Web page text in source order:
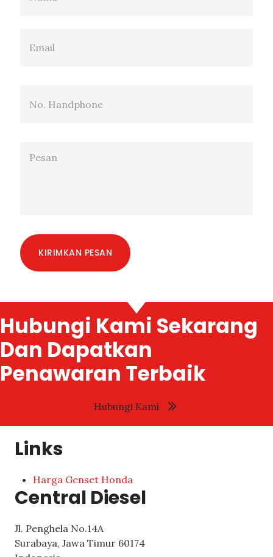
KIRIMKAN PESAN
Hubungi Kami Sekarang
Dan Dapatkan
Penawaran Terbaik
Hubungi Kami
Links
Harga Genset Honda
Central Diesel
Jl. Penghela No.14A
Surabaya, Jawa Timur 60174